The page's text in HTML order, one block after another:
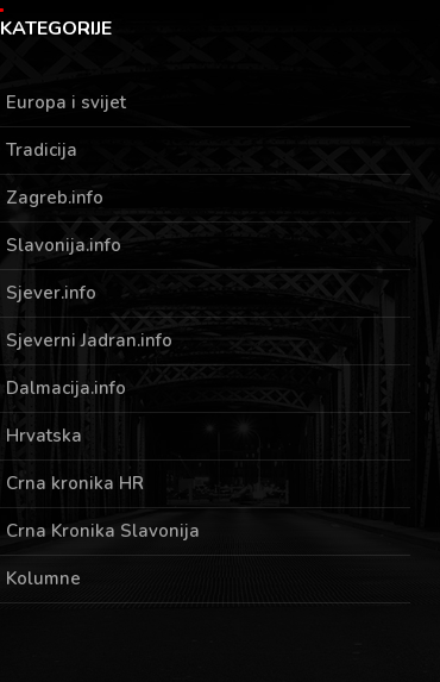
KATEGORIJE
Europa i svijet
Tradicija
Zagreb.info
Slavonija.info
Sjever.info
Sjeverni Jadran.info
Dalmacija.info
Hrvatska
Crna kronika HR
Crna Kronika Slavonija
Kolumne